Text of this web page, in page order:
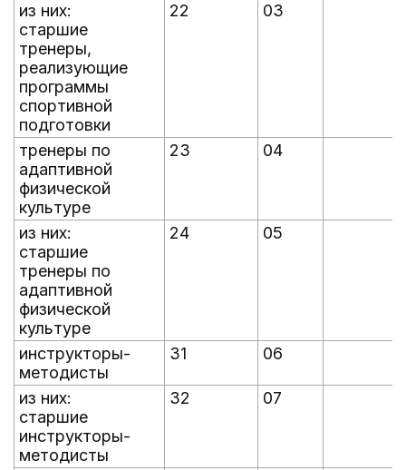
из них:
старшие
тренеры,
реализующие
программы
спортивной
подготовки
22 03
тренеры по
адаптивной
физической
культуре
23 04
из них:
старшие
тренеры по
адаптивной
физической
культуре
24 05
инструкторы-
методисты
31 06
из них:
старшие
инструкторы-
методисты
32 07